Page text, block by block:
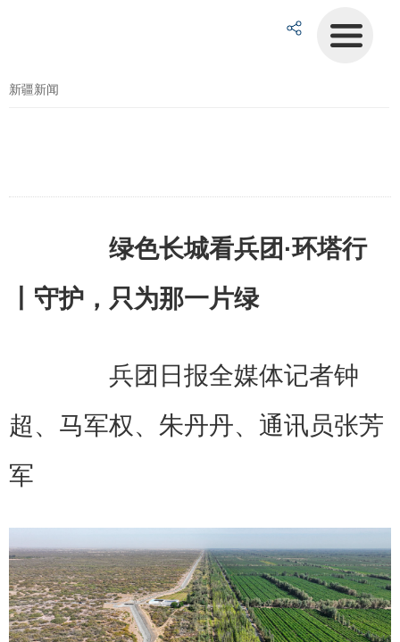
新疆新闻
绿色长城看兵团·环塔行
丨守护，只为那一片绿
兵团日报全媒体记者钟
超、马军权、朱丹丹、通讯员张芳
军